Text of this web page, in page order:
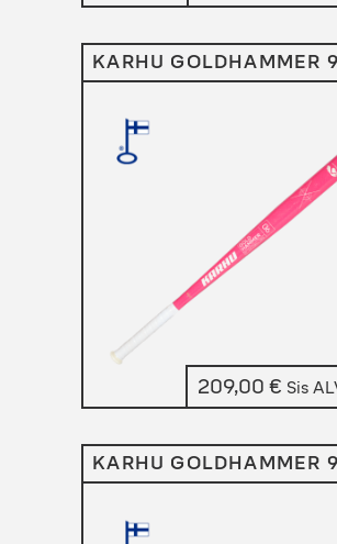
KARHU GOLDHAMMER
209,00 € Sis
KARHU GOLDHAMMER